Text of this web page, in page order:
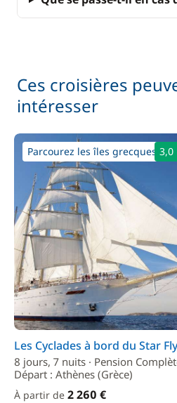
N'hésitez pas à nous contacter
Ces croisières
intéresser
Parcourez les îles grecques du
3,0
Les Cyclades à bord du Star
8 jours, 7 nuits · Pension
Départ : Athènes (Grèce)
À partir de 2 260 €